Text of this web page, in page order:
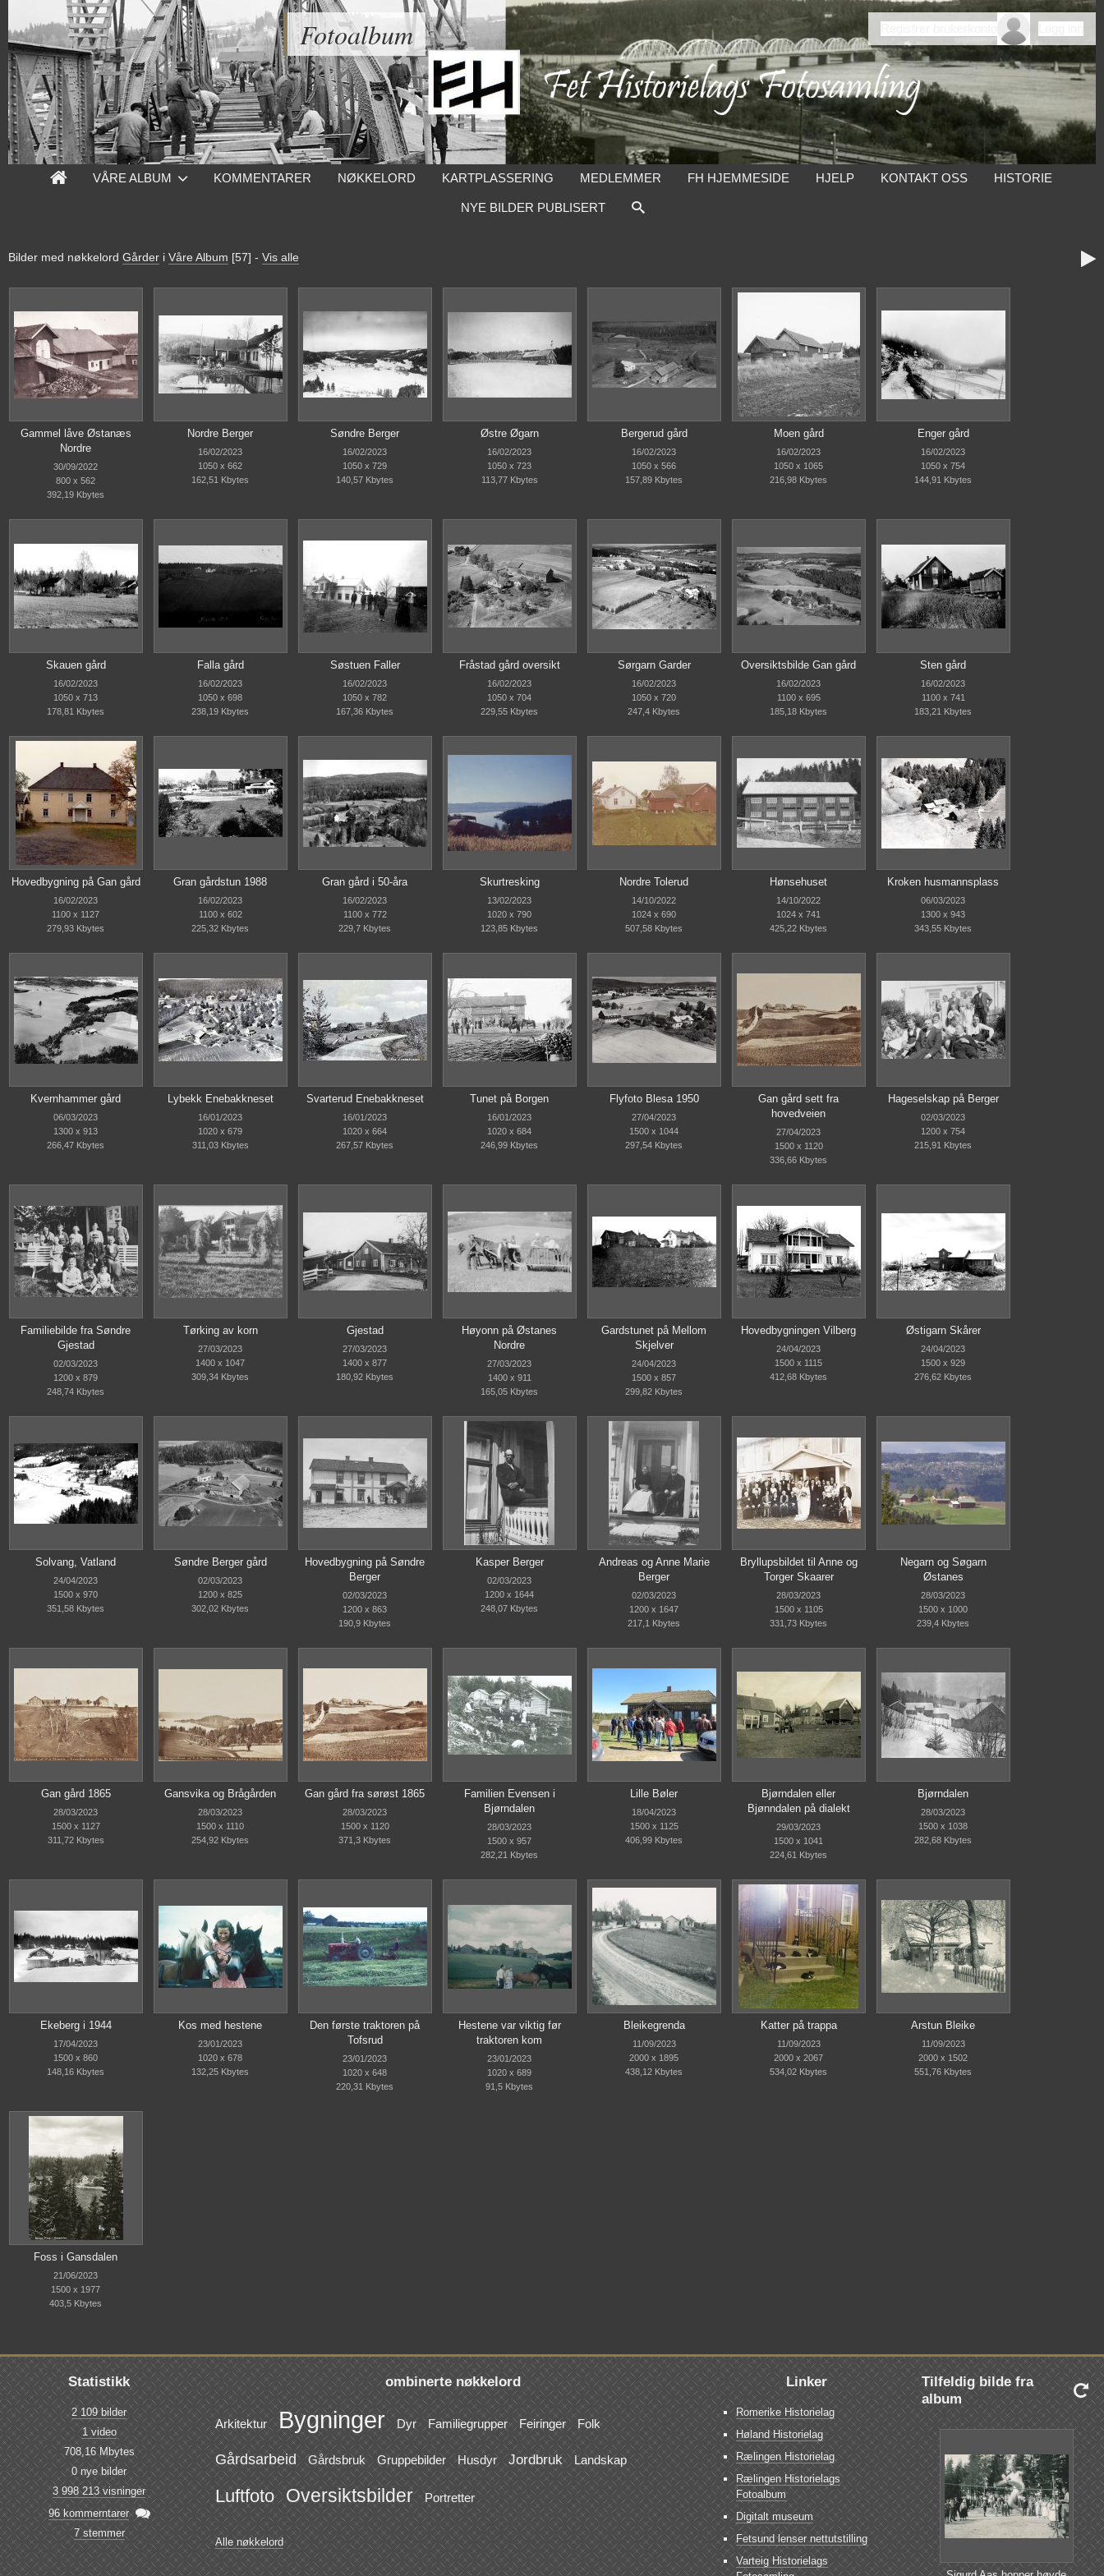
Fotoalbum
VÅRE ALBUM KOMMENTARER NØKKELORD KARTPLASSERING MEDLEMMER FH HJEMMESIDE HJELP KONTAKT OSS HISTORIE
NYE BILDER PUBLISERT
Bilder med nøkkelord Gårder i Våre Album [57] - Vis alle 
Gammel låve Østanæs
Nordre
30/09/2022
800 x 562
392,19 Kbytes
Nordre Berger
16/02/2023
1050 x 662
162,51 Kbytes
Søndre Berger
16/02/2023
1050 x 729
140,57 Kbytes
Østre Øgarn
16/02/2023
1050 x 723
113,77 Kbytes
Bergerud gård
16/02/2023
1050 x 566
157,89 Kbytes
Moen gård
16/02/2023
1050 x 1065
216,98 Kbytes
Enger gård
16/02/2023
1050 x 754
144,91 Kbytes
Skauen gård
16/02/2023
1050 x 713
178,81 Kbytes
Falla gård
16/02/2023
1050 x 698
238,19 Kbytes
Søstuen Faller
16/02/2023
1050 x 782
167,36 Kbytes
Fråstad gård oversikt
16/02/2023
1050 x 704
229,55 Kbytes
Sørgarn Garder
16/02/2023
1050 x 720
247,4 Kbytes
Oversiktsbilde Gan gård
16/02/2023
1100 x 695
185,18 Kbytes
Sten gård
16/02/2023
1100 x 741
183,21 Kbytes
Hovedbygning på Gan gård
16/02/2023
1100 x 1127
279,93 Kbytes
Gran gårdstun 1988
16/02/2023
1100 x 602
225,32 Kbytes
Gran gård i 50-åra
16/02/2023
1100 x 772
229,7 Kbytes
Skurtresking
13/02/2023
1020 x 790
123,85 Kbytes
Nordre Tolerud
14/10/2022
1024 x 690
507,58 Kbytes
Hønsehuset
14/10/2022
1024 x 741
425,22 Kbytes
Kroken husmannsplass
06/03/2023
1300 x 943
343,55 Kbytes
Kvernhammer gård
06/03/2023
1300 x 913
266,47 Kbytes
Lybekk Enebakkneset
16/01/2023
1020 x 679
311,03 Kbytes
Svarterud Enebakkneset
16/01/2023
1020 x 664
267,57 Kbytes
Tunet på Borgen
16/01/2023
1020 x 684
246,99 Kbytes
Flyfoto Blesa 1950
27/04/2023
1500 x 1044
297,54 Kbytes
Gan gård sett fra
hovedveien
27/04/2023
1500 x 1120
336,66 Kbytes
Hageselskap på Berger
02/03/2023
1200 x 754
215,91 Kbytes
Familiebilde fra Søndre
Gjestad
02/03/2023
1200 x 879
248,74 Kbytes
Tørking av korn
27/03/2023
1400 x 1047
309,34 Kbytes
Gjestad
27/03/2023
1400 x 877
180,92 Kbytes
Høyonn på Østanes
Nordre
27/03/2023
1400 x 911
165,05 Kbytes
Gardstunet på Mellom
Skjelver
24/04/2023
1500 x 857
299,82 Kbytes
Hovedbygningen Vilberg
24/04/2023
1500 x 1115
412,68 Kbytes
Østigarn Skårer
24/04/2023
1500 x 929
276,62 Kbytes
Solvang, Vatland
24/04/2023
1500 x 970
351,58 Kbytes
Søndre Berger gård
02/03/2023
1200 x 825
302,02 Kbytes
Hovedbygning på Søndre
Berger
02/03/2023
1200 x 863
190,9 Kbytes
Kasper Berger
02/03/2023
1200 x 1644
248,07 Kbytes
Andreas og Anne Marie
Berger
02/03/2023
1200 x 1647
217,1 Kbytes
Bryllupsbildet til Anne og
Torger Skaarer
28/03/2023
1500 x 1105
331,73 Kbytes
Negarn og Søgarn
Østanes
28/03/2023
1500 x 1000
239,4 Kbytes
Gan gård 1865
28/03/2023
1500 x 1127
311,72 Kbytes
Gansvika og Brågården
28/03/2023
1500 x 1110
254,92 Kbytes
Gan gård fra sørøst 1865
28/03/2023
1500 x 1120
371,3 Kbytes
Familien Evensen i
Bjørndalen
28/03/2023
1500 x 957
282,21 Kbytes
Lille Bøler
18/04/2023
1500 x 1125
406,99 Kbytes
Bjørndalen eller
Bjønndalen på dialekt
29/03/2023
1500 x 1041
224,61 Kbytes
Bjørndalen
28/03/2023
1500 x 1038
282,68 Kbytes
Ekeberg i 1944
17/04/2023
1500 x 860
148,16 Kbytes
Kos med hestene
23/01/2023
1020 x 678
132,25 Kbytes
Den første traktoren på
Tofsrud
23/01/2023
1020 x 648
220,31 Kbytes
Hestene var viktig før
traktoren kom
23/01/2023
1020 x 689
91,5 Kbytes
Bleikegrenda
11/09/2023
2000 x 1895
438,12 Kbytes
Katter på trappa
11/09/2023
2000 x 2067
534,02 Kbytes
Arstun Bleike
11/09/2023
2000 x 1502
551,76 Kbytes
Foss i Gansdalen
21/06/2023
1500 x 1977
403,5 Kbytes
Statistikk
2 109 bilder
1 video
708,16 Mbytes
0 nye bilder
3 998 213 visninger
96 kommerntarer 
7 stemmer
ombinerte nøkkelord
Arkitektur Bygninger Dyr Familiegrupper Feiringer Folk
Gårdsarbeid Gårdsbruk Gruppebilder Husdyr Jordbruk Landskap
Luftfoto Oversiktsbilder Portretter
Alle nøkkelord
Linker
Romerike Historielag
Høland Historielag
Rælingen Historielag
Rælingen Historielags
Fotoalbum
Digitalt museum
Fetsund lenser nettutstilling
Varteig Historielags
Tilfeldig bilde fra
album
